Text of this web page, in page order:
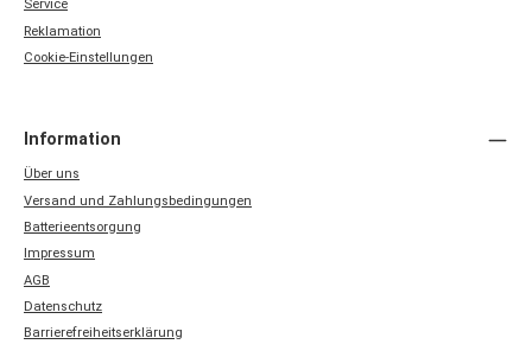
Service
Reklamation
Cookie-Einstellungen
Information
Über uns
Versand und Zahlungsbedingungen
Batterieentsorgung
Impressum
AGB
Datenschutz
Barrierefreiheitserklärung